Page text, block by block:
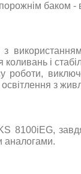
порожнім баком -
з
і
роботи,
з
8100iEG,
аналогами.